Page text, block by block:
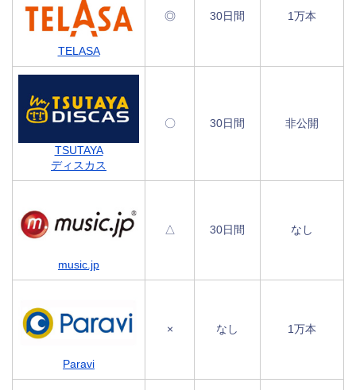
TELASA
◎ 30日間 1万本
TSUTAYA
ディスカス
〇 30日間 非公開
music.jp
△ 30日間 なし
Paravi
× なし 1万本